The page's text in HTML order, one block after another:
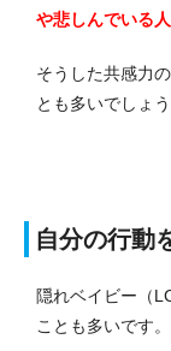
や悲しんでいる
そうした共感力
とも多いでしょう
自分の行動
隠れベイビー（
ことも多いです。